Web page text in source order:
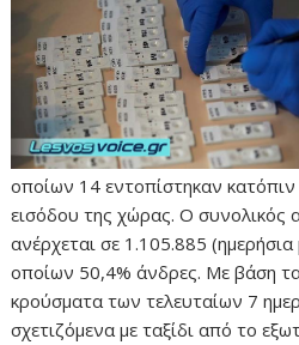
οποίων 14 εντοπίστηκαν
εισόδου της χώρας. Ο συνολικός
ανέρχεται σε 1.105.885
οποίων 50,4% άνδρες. Με βάση
κρούσματα των τελευταίων 7
σχετιζόμενα με ταξίδι από το